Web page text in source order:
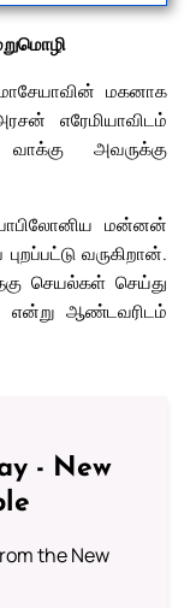
மகனாக
எரேமியாவிடம்
அவருக்கு
மன்னன்
வருகிறான்.
செயல்கள் செய்து
என்று ஆண்டவரிடம்
- New
the New